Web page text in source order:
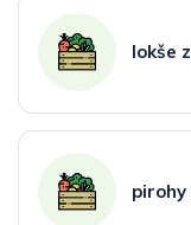
lokše
pirohy